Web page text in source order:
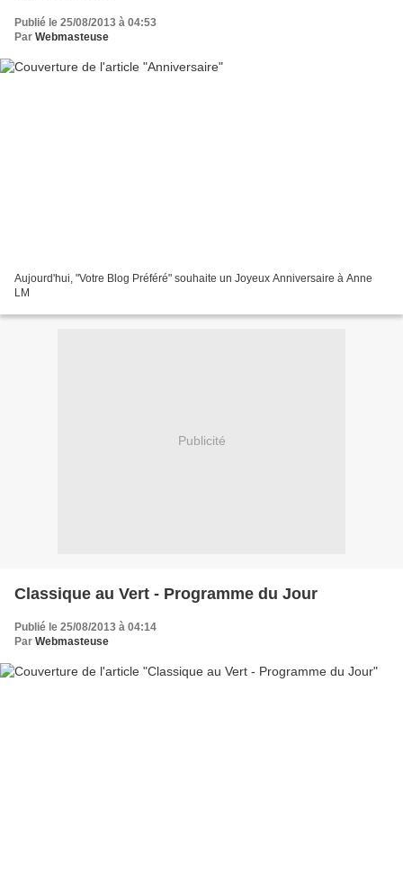
Publié le 25/08/2013 à 04:53
Par Webmasteuse
Aujourd'hui, "Votre Blog Préféré" souhaite un Joyeux Anniversaire à Anne
LM
Publicité
Classique au Vert - Programme du Jour
Publié le 25/08/2013 à 04:14
Par Webmasteuse